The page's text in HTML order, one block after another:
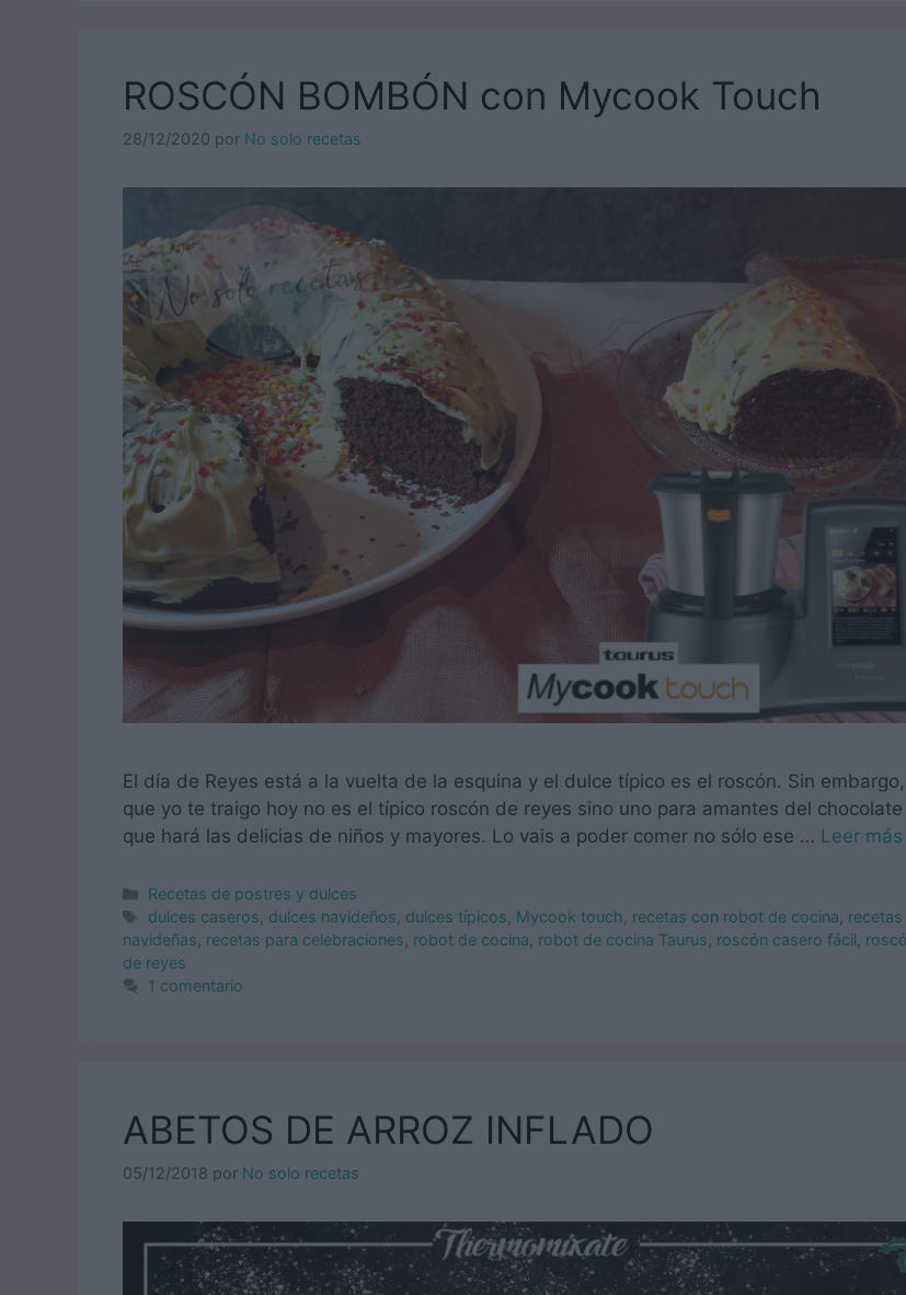
ROSCÓN BOMBÓN con Mycook Touch
28/12/2020 por No solo recetas
El día de Reyes está a la vuelta de la esquina y el dulce típico es el roscón. Sin
que yo te traigo hoy no es el típico roscón de reyes sino uno para amantes del chocolate
que hará las delicias de niños y mayores. Lo vais a poder comer no sólo ese … Leer más
Categorías
Recetas de postres y dulces
Etiquetas
dulces caseros dulces navideños dulces típicos Mycook touch recetas con robot de cocina recetas
navideñas recetas para celebraciones robot de cocina robot de cocina Taurus roscón casero fácil
de reyes
1 comentario
ABETOS DE ARROZ INFLADO
05/12/2018 por No solo recetas